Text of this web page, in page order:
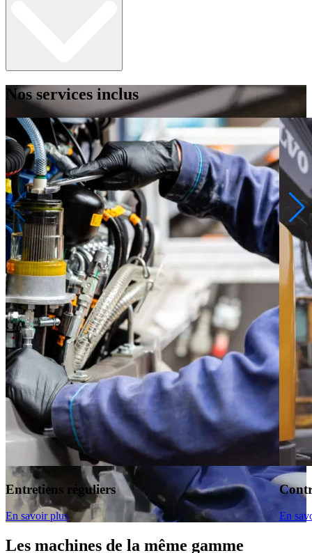
Nos services inclus
Entretiens réguliers
En savoir plus En
Les machines de la même gamme